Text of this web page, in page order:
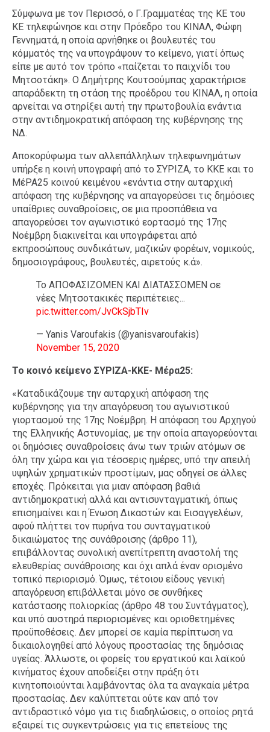
Σύμφωνα με τον Περισσό, ο Γ.Γραμματέας της ΚΕ του
ΚΕ τηλεφώνησε και στην Πρόεδρο του ΚΙΝΑΛ, Φώφη
Γεννηματά, η οποία αρνήθηκε οι βουλευτές του
κόμματός της να υπογράψουν το κείμενο, γιατί όπως
είπε με αυτό τον τρόπο «παίζεται το παιχνίδι του
Μητσοτάκη». Ο Δημήτρης Κουτσούμπας χαρακτήρισε
απαράδεκτη τη στάση της προέδρου του ΚΙΝΑΛ, η οποία
αρνείται να στηρίξει αυτή την πρωτοβουλία ενάντια
στην αντιδημοκρατική απόφαση της κυβέρνησης της
ΝΔ.
Αποκορύφωμα των αλλεπάλληλων τηλεφωνημάτων
υπήρξε η κοινή υπογραφή από το ΣΥΡΙΖΑ, το ΚΚΕ και το
ΜέΡΑ25 κοινού κειμένου «ενάντια στην αυταρχική
απόφαση της κυβέρνησης να απαγορεύσει τις δημόσιες
υπαίθριες συναθροίσεις, σε μια προσπάθεια να
απαγορεύσει τον αγωνιστικό εορτασμό της 17ης
Νοέμβρη διακινείται και υπογράφεται από
εκπροσώπους συνδικάτων, μαζικών φορέων, νομικούς,
δημοσιογράφους, βουλευτές, αιρετούς κ.ά».
Το ΑΠΟΦΑΣΙΖΟΜΕΝ ΚΑΙ ΔΙΑΤΑΣΣΟΜΕΝ σε
νέες Μητσοτακικές περιπέτειες...
pic.twitter.com/JvCkSjbTIv
— Yanis Varoufakis (@yanisvaroufakis)
November 15, 2020
Το κοινό κείμενο ΣΥΡΙΖΑ-ΚΚΕ- Μέρα25:
«Καταδικάζουμε την αυταρχική απόφαση της
κυβέρνησης για την απαγόρευση του αγωνιστικού
γιορτασμού της 17ης Νοέμβρη. Η απόφαση του Αρχηγού
της Ελληνικής Αστυνομίας, με την οποία απαγορεύονται
οι δημόσιες συναθροίσεις άνω των τριών ατόμων σε
όλη την χώρα και για τέσσερις ημέρες, υπό την απειλή
υψηλών χρηματικών προστίμων, μας οδηγεί σε άλλες
εποχές. Πρόκειται για μιαν απόφαση βαθιά
αντιδημοκρατική αλλά και αντισυνταγματική, όπως
επισημαίνει και η Ένωση Δικαστών και Εισαγγελέων,
αφού πλήττει τον πυρήνα του συνταγματικού
δικαιώματος της συνάθροισης (άρθρο 11),
επιβάλλοντας συνολική ανεπίτρεπτη αναστολή της
ελευθερίας συνάθροισης και όχι απλά έναν ορισμένο
τοπικό περιορισμό. Όμως, τέτοιου είδους γενική
απαγόρευση επιβάλλεται μόνο σε συνθήκες
κατάστασης πολιορκίας (άρθρο 48 του Συντάγματος),
και υπό αυστηρά περιορισμένες και οριοθετημένες
προϋποθέσεις. Δεν μπορεί σε καμία περίπτωση να
δικαιολογηθεί από λόγους προστασίας της δημόσιας
υγείας. Άλλωστε, οι φορείς του εργατικού και λαϊκού
κινήματος έχουν αποδείξει στην πράξη ότι
κινητοποιούνται λαμβάνοντας όλα τα αναγκαία μέτρα
προστασίας. Δεν καλύπτεται ούτε καν από τον
αντιδραστικό νόμο για τις διαδηλώσεις, ο οποίος ρητά
εξαιρεί τις συγκεντρώσεις για τις επετείους της